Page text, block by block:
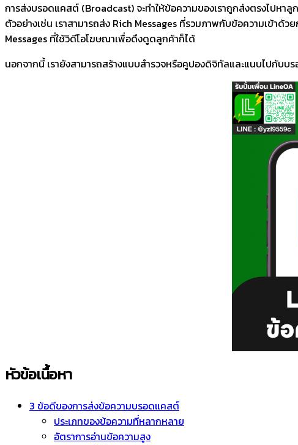
การส่งบรอดแคสต์ (Broadcast) จะทำให้ข้อความของเราถูกส่งตรงไปห
ตัวอย่างเช่น เราสามารถส่ง Rich Messages ที่รวมภาพกับข้อความเข้า
Messages ที่ใช้วิดีโอโฆษณาเพื่อดึงดูดลูกค้าก็ได้
นอกจากนี้ เรายังสามารถสร้างแบบสำรวจหรือคูปองดิจิทัลและแนบไปกับบ
หัวข้อเนื้อหา
3 ข้อดีของการส่งข้อความบรอดแคสต์
ประเภทของข้อความที่หลากหลาย
อัตราการอ่านข้อความสูง